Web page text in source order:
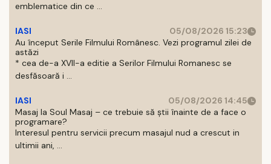
emblematice din ce ...
IASI
05/08/2026 15:23
Au început Serile Filmului Românesc. Vezi programul zilei de
astăzi
* cea de-a XVII-a editie a Serilor Filmului Romanesc se
desfăsoară i ...
IASI
05/08/2026 14:45
Masaj la Soul Masaj – ce trebuie să știi înainte de a face o
programare?
Interesul pentru servicii precum masajul nud a crescut in
ultimii ani, ...